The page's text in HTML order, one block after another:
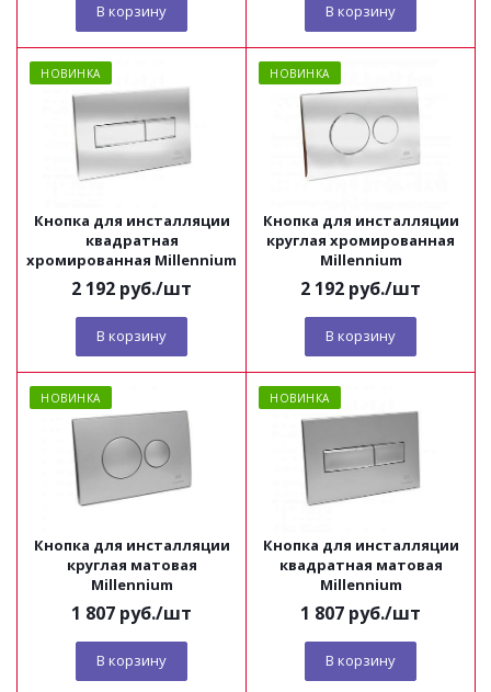
В корзину В корзину
НОВИНКА
Кнопка для инсталляции
квадратная
хромированная Millennium
2 192 руб./шт
В корзину
НОВИНКА
Кнопка для инсталляции
круглая хромированная
Millennium
2 192 руб./шт
В корзину
НОВИНКА
Кнопка для инсталляции
круглая матовая
Millennium
1 807 руб./шт
В корзину
НОВИНКА
Кнопка для инсталляции
квадратная матовая
Millennium
1 807 руб./шт
В корзину